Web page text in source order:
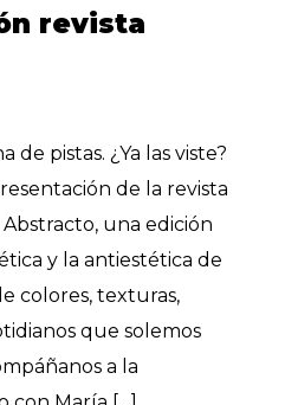
revista
de pistas. ¿Ya las viste?
de la revista
Abstracto, una edición
y la antiestética de
colores, texturas,
que solemos
a la